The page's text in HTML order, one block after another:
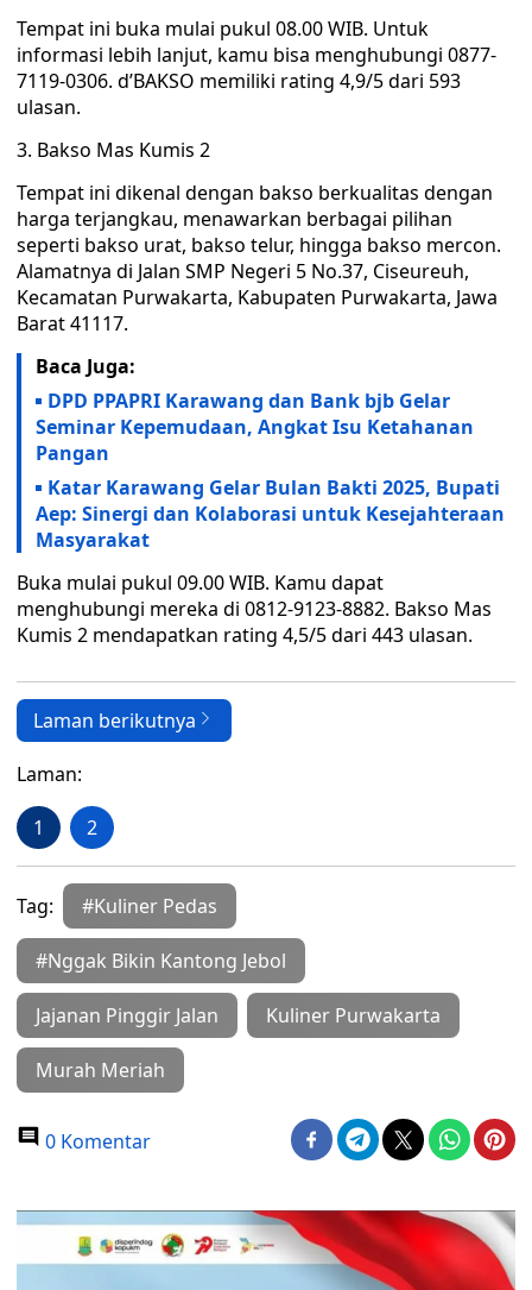
Tempat ini buka mulai pukul 08.00 WIB. Untuk
informasi lebih lanjut, kamu bisa menghubungi 0877-
7119-0306. d’BAKSO memiliki rating 4,9/5 dari 593
ulasan.
3. Bakso Mas Kumis 2
Tempat ini dikenal dengan bakso berkualitas dengan
harga terjangkau, menawarkan berbagai pilihan
seperti bakso urat, bakso telur, hingga bakso mercon.
Alamatnya di Jalan SMP Negeri 5 No.37, Ciseureuh,
Kecamatan Purwakarta, Kabupaten Purwakarta, Jawa
Barat 41117.
Baca Juga:
DPD PPAPRI Karawang dan Bank bjb Gelar
Seminar Kepemudaan, Angkat Isu Ketahanan
Pangan
Katar Karawang Gelar Bulan Bakti 2025, Bupati
Aep: Sinergi dan Kolaborasi untuk Kesejahteraan
Masyarakat
Buka mulai pukul 09.00 WIB. Kamu dapat
menghubungi mereka di 0812-9123-8882. Bakso Mas
Kumis 2 mendapatkan rating 4,5/5 dari 443 ulasan.
Laman berikutnya
Laman:
1 2
Tag: #Kuliner Pedas
#Nggak Bikin Kantong Jebol
Jajanan Pinggir Jalan Kuliner Purwakarta
Murah Meriah
0 Komentar